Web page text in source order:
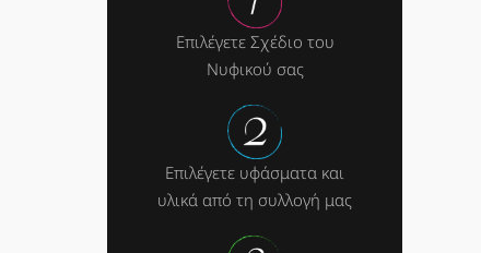
Επιλέγετε Σχέδιο του
Νυφικού σας
Επιλέγετε υφάσματα και
υλικά από τη συλλογή μας